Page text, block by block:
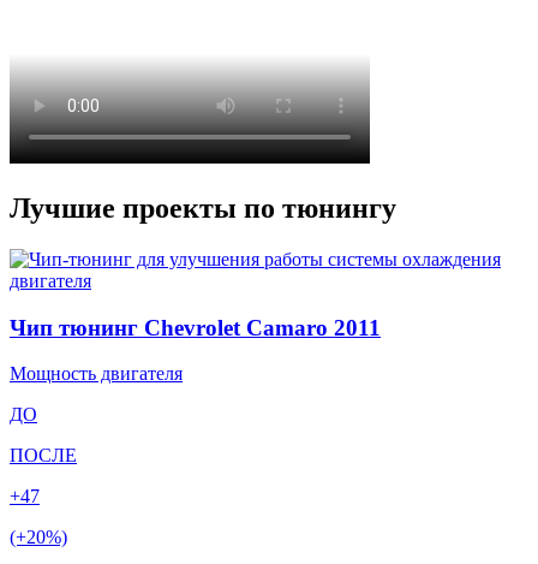
Лучшие проекты по тюнингу
Чип тюнинг Chevrolet Camaro 2011
Мощность двигателя
ДО
ПОСЛЕ
+47
(+20%)